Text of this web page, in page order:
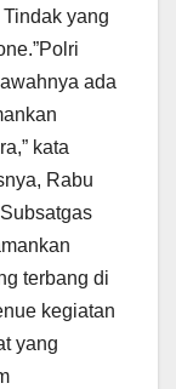
yang
ada
kata
Rabu
terbang di
kegiatan
yang